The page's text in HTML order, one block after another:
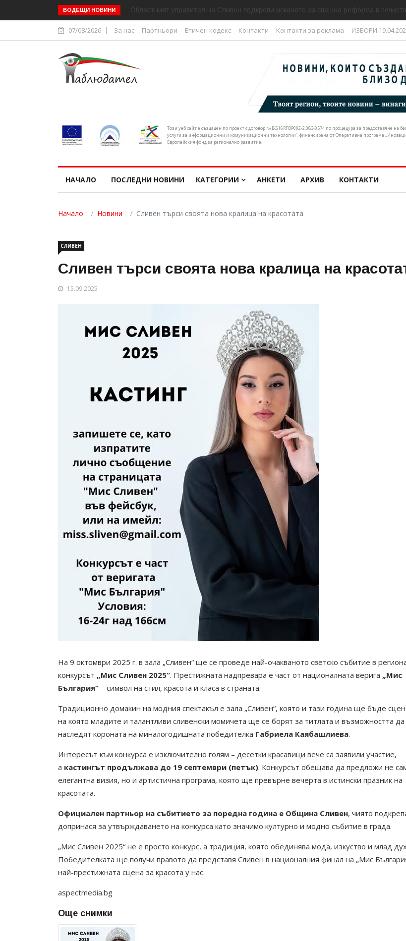
ВОДЕЩИ НОВИНИ Областният управител на Сливен подкрепи искането за спешна реформа в
07/08/2026 За нас Партньори Етичен кодекс Контакти Контакти за реклама ИЗБОРИ
Този уеб сайт е създаден по проект с договор № BG16RFOP002-2.083-0574 по процедура за предоставяне
услуги за информационни и комуникационни технологии“, финансирана от Оперативна програма
Европейския фонд за регионално развитие.
НАЧАЛО ПОСЛЕДНИ НОВИНИ КАТЕГОРИИ АНКЕТИ АРХИВ КОНТАКТИ
Начало Новини Сливен търси своята нова кралица на красотата
СЛИВЕН
Сливен търси своята нова кралица на
15.09.2025
На 9 октомври 2025 г. в зала „Сливен“ ще се проведе най-очакваното светско събитие в
конкурсът „Мис Сливен 2025“. Престижната надпревара е част от националната верига „Мис
България“ – символ на стил, красота и класа в страната.
Традиционно домакин на модния спектакъл е зала „Сливен“, която и тази година ще бъде
на която младите и талантливи сливенски момичета ще се борят за титлата и възможността да
наследят короната на миналогодишната победителка Габриела Каябашлиева.
Интересът към конкурса е изключително голям – десетки красавици вече са заявили участие,
а кастингът продължава до 19 септември (петък). Конкурсът обещава да предложи не
елегантна визия, но и артистична програма, която ще превърне вечерта в истински празник на
красотата.
Официален партньор на събитието за поредна година е Община Сливен, чиято
допринася за утвърждаването на конкурса като значимо културно и модно събитие в града.
„Мис Сливен 2025“ не е просто конкурс, а традиция, която обединява мода, изкуство и млад
Победителката ще получи правото да представя Сливен в националния финал на „Мис
най-престижната сцена за красота у нас.
aspectmedia.bg
Още снимки